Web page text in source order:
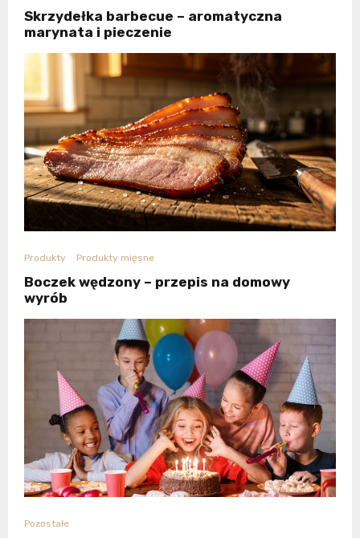
Skrzydełka barbecue – aromatyczna
marynata i pieczenie
Produkty Produkty mięsne
Boczek wędzony – przepis na domowy
wyrób
Pozostałe